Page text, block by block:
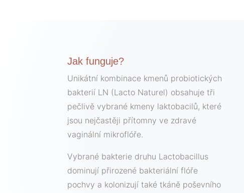
Jak funguje?
Unikátní kombinace kmenů probiotických
bakterií LN (Lacto Naturel) obsahuje tři
pečlivě vybrané kmeny laktobacilů, které
jsou nejčastěji přítomny ve zdravé
vaginální mikroflóře.
Vybrané bakterie druhu Lactobacillus
dominují přirozené bakteriální flóře
pochvy a kolonizují také tkáně poševního